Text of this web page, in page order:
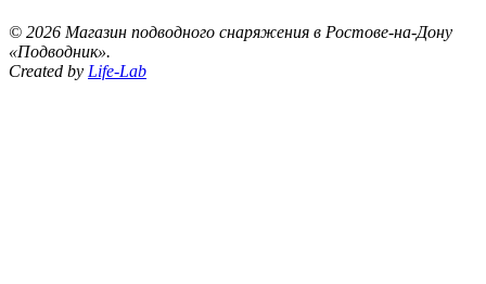
© 2026 Магазин подводного снаряжения в Ростове-на-Дону
«Подводник».
Created by Life-Lab